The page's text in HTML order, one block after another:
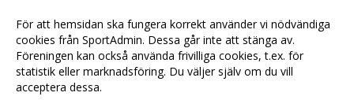
För att hemsidan ska fungera korrekt använder vi nödvändiga
cookies från SportAdmin. Dessa går inte att stänga av.
Föreningen kan också använda frivilliga cookies, t.ex. för
statistik eller marknadsföring. Du väljer själv om du vill
acceptera dessa.